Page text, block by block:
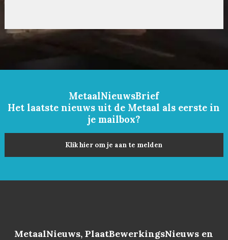
MetaalNieuwsBrief
Het laatste nieuws uit de Metaal als eerste in
je mailbox?
Klik hier om je aan te melden
MetaalNieuws, PlaatBewerkingsNieuws en